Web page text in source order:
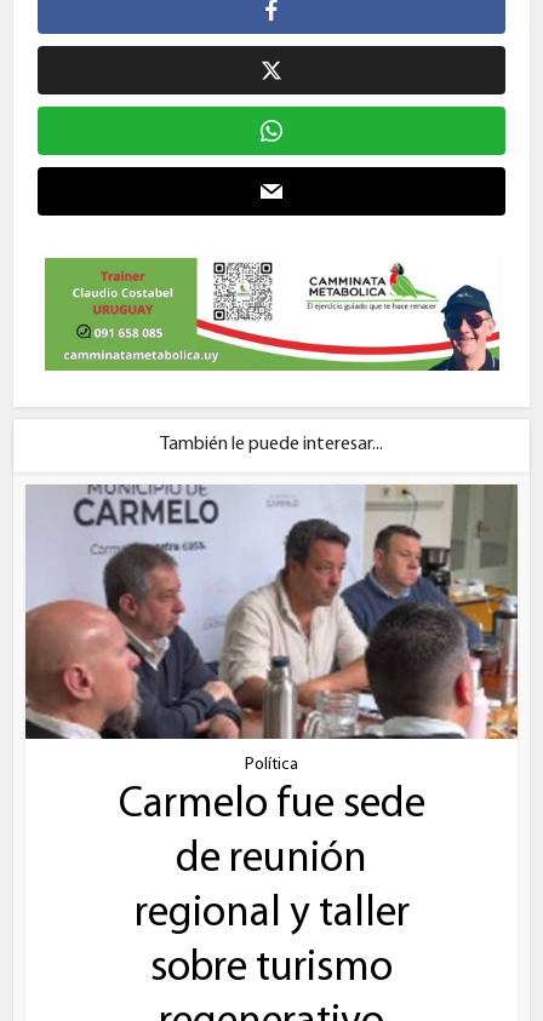
También le puede interesar...
Política
Carmelo fue sede
de reunión
regional y taller
sobre turismo